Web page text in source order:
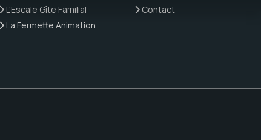
L'Escale Gîte Familial
La Fermette Animation
Contact